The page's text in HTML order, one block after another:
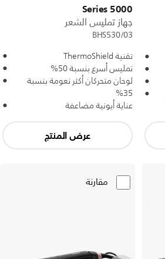
5000 Series
جهاز تمليس الشعر
BHS530/03
تقنية ThermoShield
تمليس أسرع بنسبة 50%
لوحان متحركان أكثر نعومة بنسبة
35%
عناية أيونية مضاعفة
عرض المنتج
مقارنة